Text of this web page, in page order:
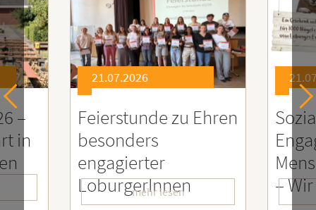
–
in
21.07.2026
Feierstunde zu Ehren
besonders
engagierter
LoburgerInnen
mehr lesen
–